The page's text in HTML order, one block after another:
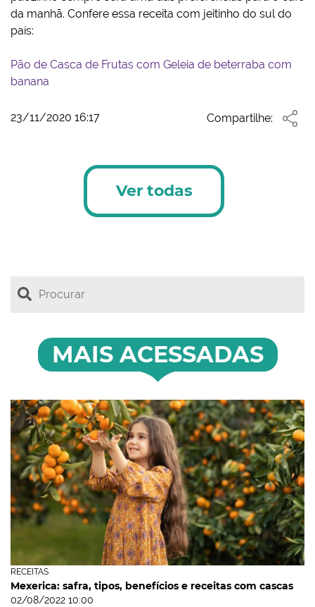
da manhã. Confere essa receita com jeitinho do sul do
país:
Pão de Casca de Frutas com Geleia de beterraba com
banana
23/11/2020 16:17 Compartilhe:
Ver todas
MAIS ACESSADAS
RECEITAS
Mexerica: safra, tipos, benefícios e receitas com cascas
02/08/2022 10:00